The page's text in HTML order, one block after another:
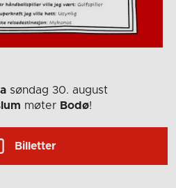
søndag 30. august
møter Bodø!
Billetter